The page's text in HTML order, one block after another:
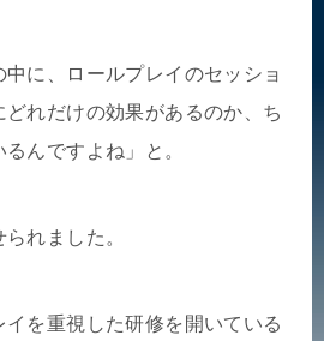
中に、ロールプレイのセッショ
れだけの効果があるのか、ち
んですよね」と。
れました。
を重視した研修を開いている